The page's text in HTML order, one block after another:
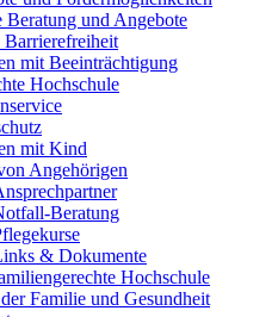
Beratung und Angebote
mit Beeinträchtigung
Hochschule
mit Kind
Angehörigen
Beratung
& Dokumente
Hochschule
Familie und Gesundheit